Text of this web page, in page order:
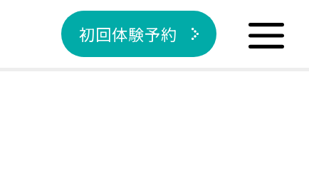
初回体験予約